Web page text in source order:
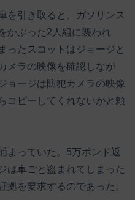
を引き取ると、ガソリンス
かぶった2人組に襲われ
ったスコットはジョージと
メラの映像を確認しなが
ョージは防犯カメラの映像
コピーしてくれないかと頼
まっていた。5万ポンド返
は車ごと盗まれてしまった
拠を要求するのであった。